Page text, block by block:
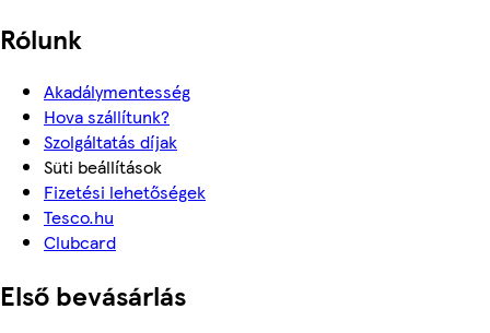
Rólunk
Akadálymentesség
Hova szállítunk?
Szolgáltatás díjak
Süti beállítások
Fizetési lehetőségek
Tesco.hu
Clubcard
Első bevásárlás